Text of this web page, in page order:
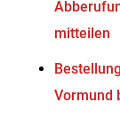
mitteilen
Vormund